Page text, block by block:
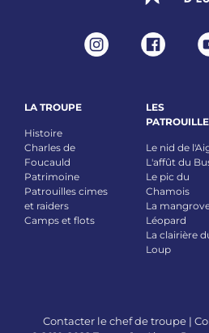
LA TROUPE
Histoire
Charles de
Foucauld
Patrimoine
Patrouilles cimes
et raiders
Camps et flots
LES
Le nid de
L'affût du
Le pic du
Chamois
La
Léopard
La clairière
Loup
Contacter le chef de troupe|